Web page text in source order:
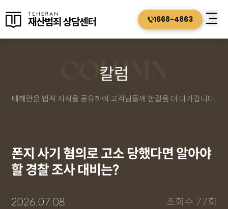
1668-4863
COLUMN
칼럼
테헤란은 법적 지식을 공유하여 고객님들께 한걸음 더 다가갑니다.
폰지 사기 혐의로 고소 당했다면 알아야
할 경찰 조사 대비는?
2026.07.08 조회수 77회